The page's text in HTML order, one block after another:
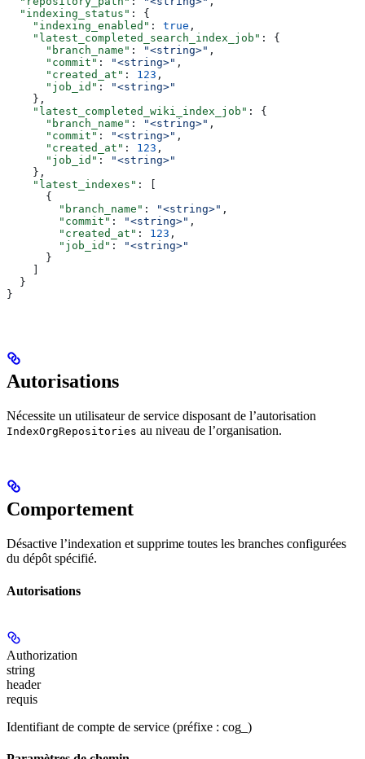
  "indexing_status"
: {
    "indexing_enabled"
: true ,
    "latest_completed_search_index_job"
: {
      "branch_name"
: "<string>" ,
      "commit"
: "<string>" ,
      "created_at"
: 123 ,
      "job_id"
:
"<string>"
    },
    "latest_completed_wiki_index_job"
: {
      "branch_name"
: "<string>" ,
      "commit"
: "<string>" ,
      "created_at"
: 123 ,
      "job_id"
:
"<string>"
    },
    "latest_indexes"
: [
      {
        "branch_name"
: "<string>" ,
        "commit"
: "<string>" ,
        "created_at"
: 123 ,
        "job_id"
:
"<string>"
      }
    ]
  }
}
Autorisations
Nécessite un utilisateur de service disposant de l’autorisation
IndexOrgRepositories au niveau de l’organisation.
Comportement
Désactive l’indexation et supprime toutes les branches configurées
du dépôt spécifié.
Autorisations
Authorization
string
header
requis
Identifiant de compte de service (préfixe : cog_)